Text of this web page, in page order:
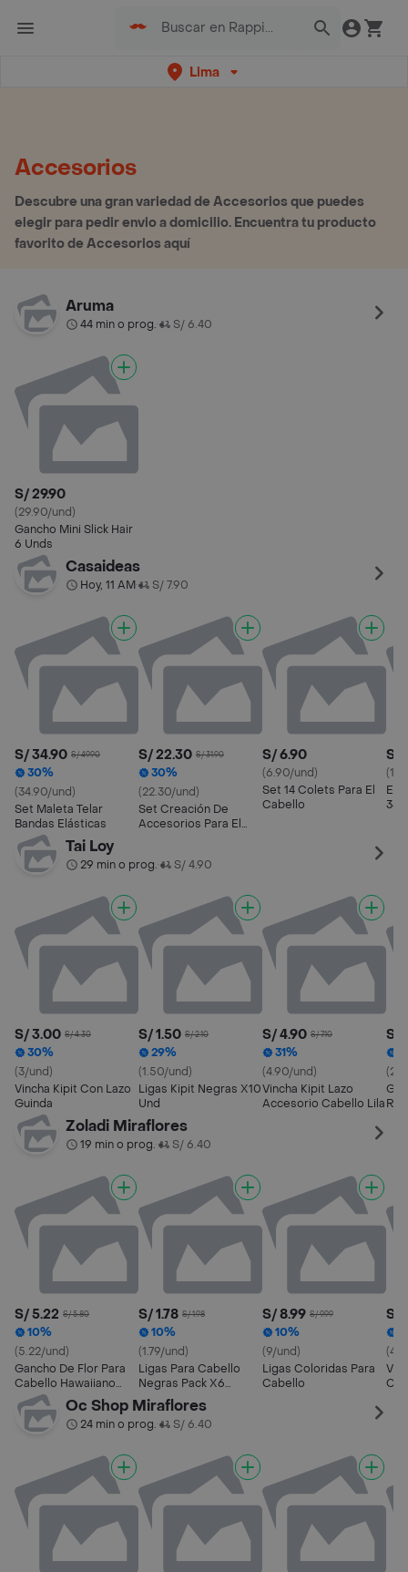
Lima
Accesorios
Descubre una gran variedad de Accesorios que puedes
elegir para pedir envio a domicilio. Encuentra tu producto
favorito de Accesorios aquí
Aruma
44 min o prog.• S/ 6.40
S/ 29.90
(29.90/und)
Gancho Mini Slick Hair
6 Unds
Casaideas
Hoy, 11 AM• S/ 7.90
S/ 34.90 S/ 49.90
30%
(34.90/und)
Set Maleta Telar
Bandas Elásticas
S/ 22.30 S/ 31.90
30%
(22.30/und)
Set Creación De
Accesorios Para El
S/ 6.90
(6.90/und)
Set 14 Colets Para El
Cabello
S/
Tai Loy
29 min o prog.• S/ 4.90
S/ 3.00 S/ 4.30
30%
(3/und)
Vincha Kipit Con Lazo
Guinda
S/ 1.50 S/ 2.10
29%
(1.50/und)
Ligas Kipit Negras X10
Und
S/ 4.90 S/ 7.10
31%
(4.90/und)
Vincha Kipit Lazo
Accesorio Cabello Lila
S/
Zoladi Miraflores
19 min o prog.• S/ 6.40
S/ 5.22 S/ 5.80
10%
(5.22/und)
Gancho De Flor Para
Cabello Hawaiiano
Pinza
S/ 1.78 S/ 1.98
10%
(1.79/und)
Ligas Para Cabello
Negras Pack X6
Elasticas
S/ 8.99 S/ 9.99
10%
(9/und)
Ligas Coloridas Para
Cabello
S/
Oc Shop Miraflores
24 min o prog.• S/ 6.40